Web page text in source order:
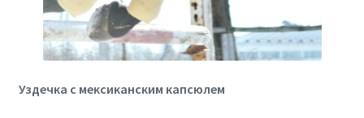
Уздечка с мексиканским капсюлем